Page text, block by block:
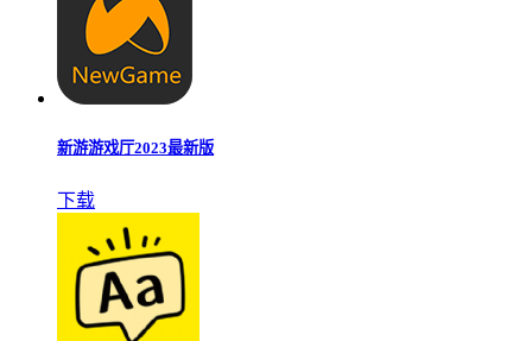
新游游戏厅2023最新版
下载